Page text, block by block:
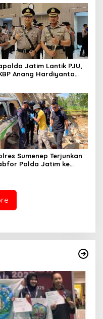
Jatim Lantik PJU,
Anang Hardiyanto
Sumenep Terjunkan
Polda Jatim ke